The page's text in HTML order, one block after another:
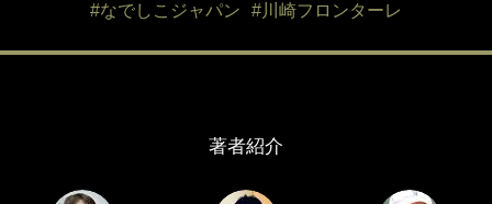
#なでしこジャパン
#川崎フロンターレ
著者紹介